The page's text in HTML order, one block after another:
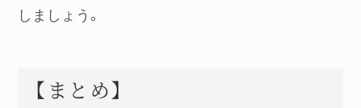
しましょう。
【まとめ】